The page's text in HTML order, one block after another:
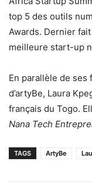
top 5 des outils
Awards. Dernier
meilleure start-up
En parallèle de
d’artyBe, Laura
français du Togo.
Nana Tech
TAGS ArtyBe